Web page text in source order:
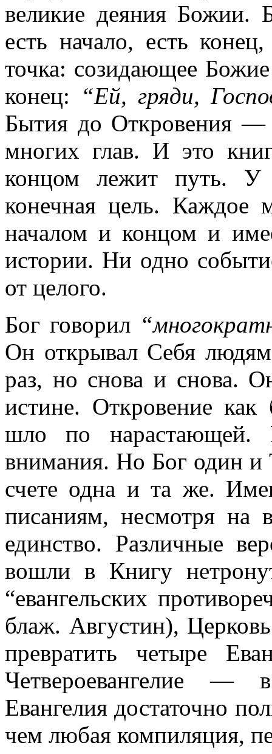
великие деяния Божии.
есть начало, есть
точка: созидающее
конец:
“Ей, гряди,
Бытия до Откровения —
многих глав. И это
концом лежит путь. У
конечная цель. Каждое
началом и концом и
истории. Ни одно
от целого.
Бог говорил
Он открывал Себя
раз, но снова и снова.
истине. Откровение
шло по нарастающей.
внимания. Но Бог один и
счете одна и та же.
писаниям, несмотря на
единство. Различные
вошли в Книгу
“евангельских
блаж. Августин),
превратить четыре
Четвероевангелие —
Евангелия достаточно
чем любая компиляция,